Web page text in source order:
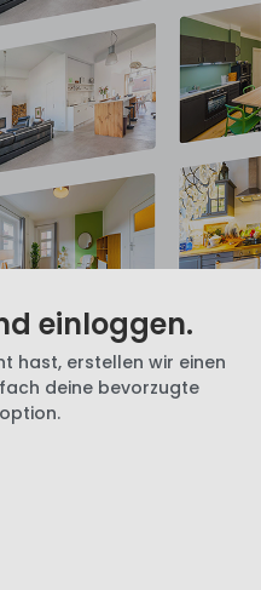
einloggen.
hast, erstellen wir einen
deine bevorzugte